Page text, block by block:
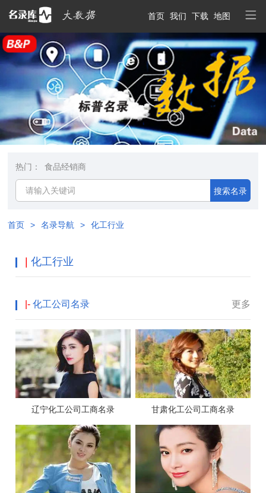
首页 我们 下载 地图
热门： 食品经销商
搜索名录
首页 > 名录导航 > 化工行业
| 化工行业
更多
|- 化工公司名录
辽宁化工公司工商名录 甘肃化工公司工商名录